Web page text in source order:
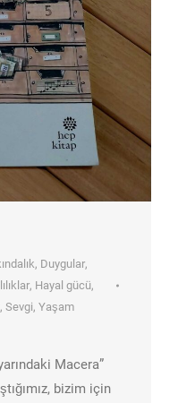
, Duygular,
, Hayal gücü,
, Sevgi, Yaşam
Macera”
bizim için